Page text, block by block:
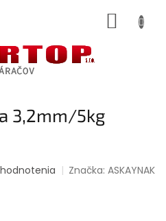
3,2mm/5kg
Značka:ASKAYNAK